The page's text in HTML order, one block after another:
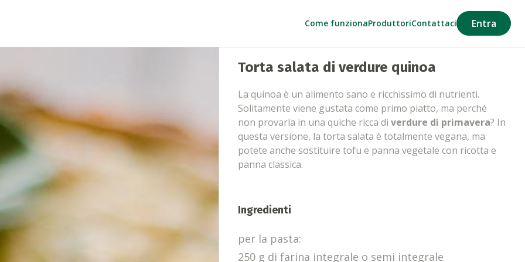
Come funzionaProduttoriContattaci Entra
Torta salata di verdure quinoa
La quinoa è un alimento sano e ricchissimo di nutrienti.
Solitamente viene gustata come primo piatto, ma perché
non provarla in una quiche ricca di verdure di primavera? In
questa versione, la torta salata è totalmente vegana, ma
potete anche sostituire tofu e panna vegetale con ricotta e
panna classica.
Ingredienti
per la pasta:
250 g di farina integrale o semi integrale